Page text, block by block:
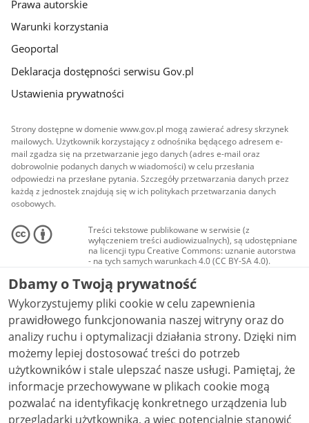
Prawa autorskie
Warunki korzystania
Geoportal
Deklaracja dostępności serwisu Gov.pl
Ustawienia prywatności
Strony dostępne w domenie www.gov.pl mogą zawierać adresy skrzynek
mailowych. Użytkownik korzystający z odnośnika będącego adresem e-
mail zgadza się na przetwarzanie jego danych (adres e-mail oraz
dobrowolnie podanych danych w wiadomości) w celu przesłania
odpowiedzi na przesłane pytania. Szczegóły przetwarzania danych przez
każdą z jednostek znajdują się w ich politykach przetwarzania danych
osobowych.
Treści tekstowe publikowane w serwisie (z
wyłączeniem treści audiowizualnych), są udostępniane
na licencji typu Creative Commons: uznanie autorstwa
- na tych samych warunkach 4.0 (CC BY-SA 4.0).
Materiały audiowizualne, w tym zdjęcia, materiały
audio i wideo, są udostępniane na licencji typu
Creative Commons: uznanie autorstwa użycie
niekomercyjne - bez utworów zależnych 4.0 (CC BY-
NC-ND 4.0), o ile nie jest to stwierdzone inaczej.
Dbamy o Twoją prywatność
Wykorzystujemy pliki cookie w celu zapewnienia
prawidłowego funkcjonowania naszej witryny oraz do
analizy ruchu i optymalizacji działania strony. Dzięki nim
możemy lepiej dostosować treści do potrzeb
użytkowników i stale ulepszać nasze usługi. Pamiętaj, że
informacje przechowywane w plikach cookie mogą
pozwalać na identyfikację konkretnego urządzenia lub
przeglądarki użytkownika, a więc potencjalnie stanowić